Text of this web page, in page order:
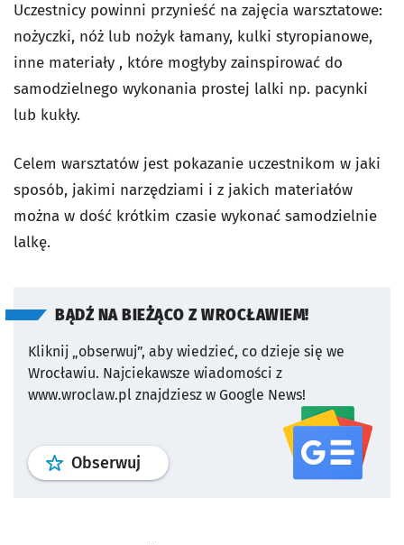
Uczestnicy powinni przynieść na zajęcia warsztatowe:
nożyczki, nóż lub nożyk łamany, kulki styropianowe,
inne materiały , które mogłyby zainspirować do
samodzielnego wykonania prostej lalki np. pacynki
lub kukły.
Celem warsztatów jest pokazanie uczestnikom w jaki
sposób, jakimi narzędziami i z jakich materiałów
można w dość krótkim czasie wykonać samodzielnie
lalkę.
BĄDŹ NA BIEŻĄCO Z WROCŁAWIEM!
Kliknij „obserwuj”, aby wiedzieć, co dzieje się we
Wrocławiu. Najciekawsze wiadomości z
www.wroclaw.pl znajdziesz w Google News!
Obserwuj profil serwisu